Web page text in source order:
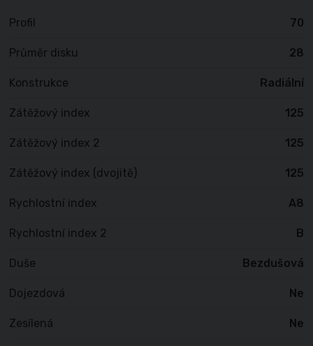
Profil 70
Průměr disku 28
Konstrukce Radiální
Zátěžový index 125
Zátěžový index 2 125
Zátěžový index (dvojitě) 125
Rychlostní index A8
Rychlostní index 2 B
Duše Bezdušová
Dojezdová Ne
Zesílená Ne